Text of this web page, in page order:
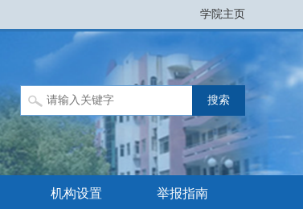
学院主页
机构设置 举报指南